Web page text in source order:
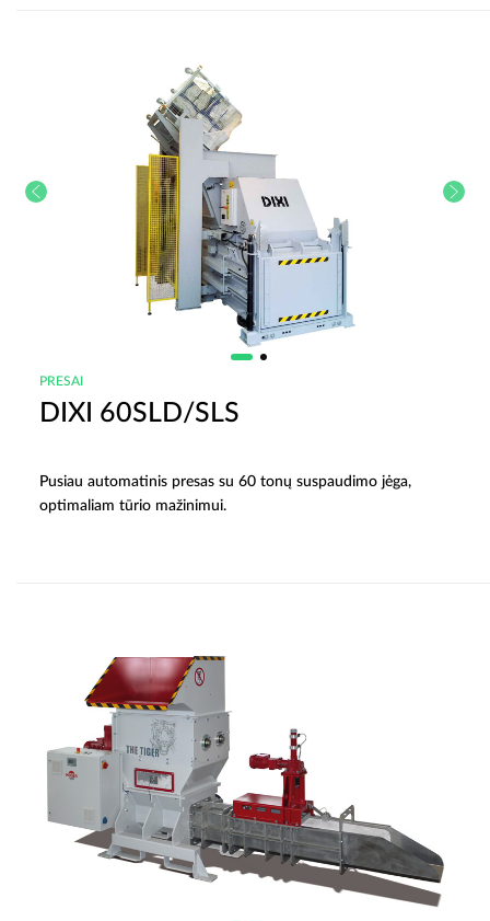
PRESAI
DIXI 60SLD/SLS
Pusiau automatinis presas su 60 tonų suspaudimo jėga,
optimaliam tūrio mažinimui.